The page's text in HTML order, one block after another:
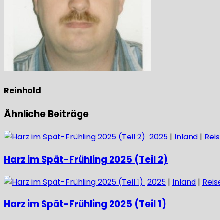
Reinhold
Ähnliche Beiträge
2025 | Inland |
Harz im Spät-Frühling 2025 (Teil 2)
2025 | Inland |
Harz im Spät-Frühling 2025 (Teil 1)